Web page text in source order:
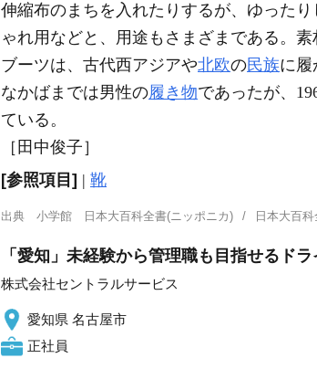
伸縮布のまちを入れたりするが、ゆった
ゃれ用などと、用途もさまざまである。素
ブーツは、古代西アジアや北欧の民族に履
なかばまでは男性の履き物であったが、
ている。
［田中俊子］
[参照項目] | 靴
出典 小学館 日本大百科全書(ニッポニカ) 日本大百
「愛知」未経験から管理職も目指せるド
株式会社セントラルサービス
愛知県 名古屋市
正社員